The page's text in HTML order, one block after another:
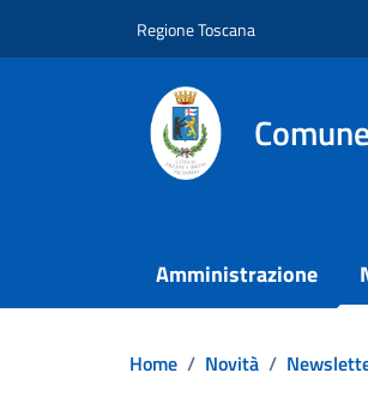
Regione Toscana
Amministrazione
Home / Novità /